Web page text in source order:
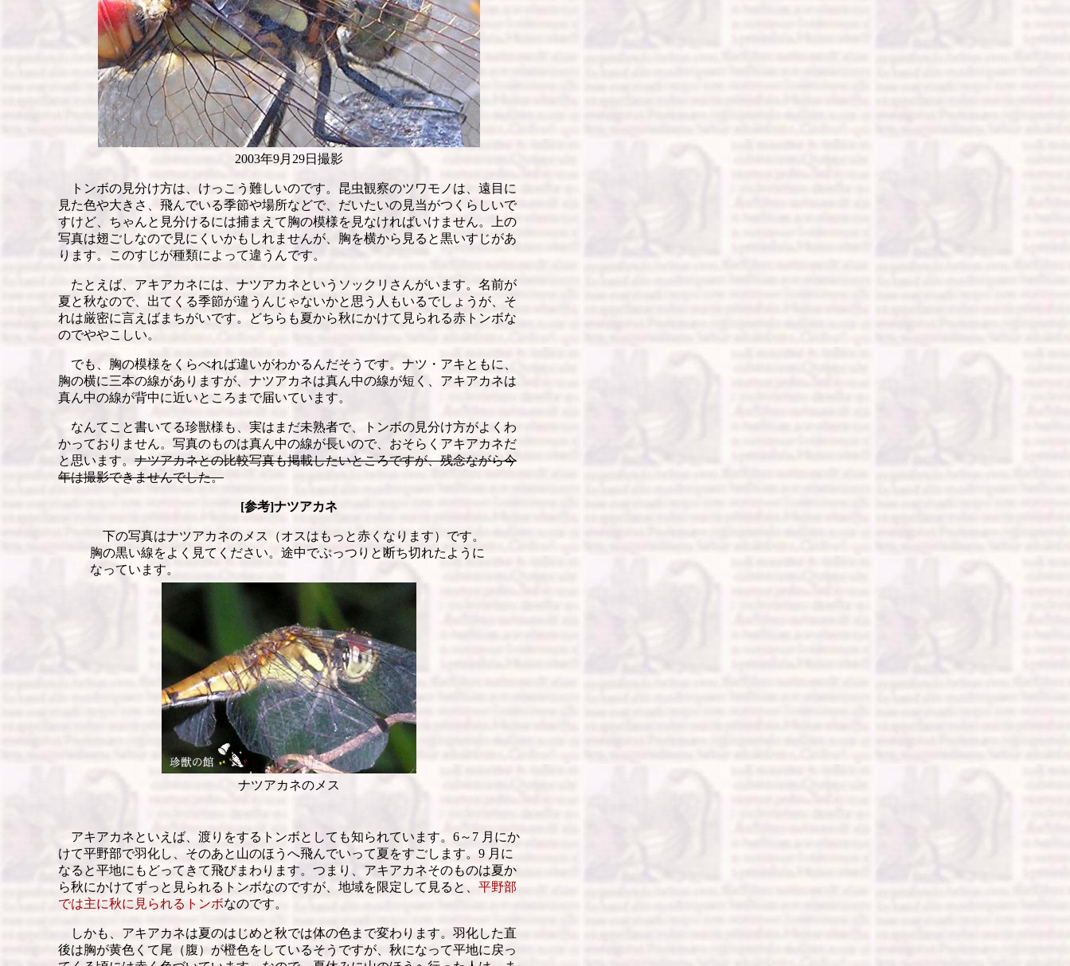
2003年9月29日撮影
トンボの見分け方は、けっこう難しいのです。昆虫観察のツワモノは、遠目に
見た色や大きさ、飛んでいる季節や場所などで、だいたいの見当がつくらしいで
すけど、ちゃんと見分けるには捕まえて胸の模様を見なければいけません。上の
写真は翅ごしなので見にくいかもしれませんが、胸を横から見ると黒いすじがあ
ります。このすじが種類によって違うんです。
たとえば、アキアカネには、ナツアカネというソックリさんがいます。名前が
夏と秋なので、出てくる季節が違うんじゃないかと思う人もいるでしょうが、そ
れは厳密に言えばまちがいです。どちらも夏から秋にかけて見られる赤トンボな
のでややこしい。
でも、胸の模様をくらべれば違いがわかるんだそうです。ナツ・アキともに、
胸の横に三本の線がありますが、ナツアカネは真ん中の線が短く、アキアカネは
真ん中の線が背中に近いところまで届いています。
なんてこと書いてる珍獣様も、実はまだ未熟者で、トンボの見分け方がよくわ
かっておりません。写真のものは真ん中の線が長いので、おそらくアキアカネだ
と思います。 ナツアカネとの比較写真も掲載したいところですが、残念ながら今
年は撮影できませんでした。
[参考]ナツアカネ
下の写真はナツアカネのメス（オスはもっと赤くなります）です。
胸の黒い線をよく見てください。途中でぷっつりと断ち切れたように
なっています。
ナツアカネのメス
アキアカネといえば、渡りをするトンボとしても知られています。6～7 月にか
けて平野部で羽化し、そのあと山のほうへ飛んでいって夏をすごします。9 月に
なると平地にもどってきて飛びまわります。つまり、アキアカネそのものは夏か
ら秋にかけてずっと見られるトンボなのですが、地域を限定して見ると、 平野部
では主に秋に見られるトンボなのです。
しかも、アキアカネは夏のはじめと秋では体の色まで変わります。羽化した直
後は胸が黄色くて尾（腹）が橙色をしているそうですが、秋になって平地に戻っ